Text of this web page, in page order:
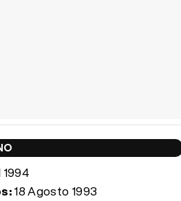
1994
18 Agosto 1993